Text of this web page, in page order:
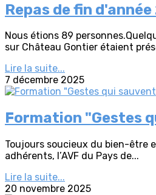
Repas de fin
Nous étions 89
sur Château Gontier étaient
Lire la suite...
7 décembre 2025
Formation "Gestes
Toujours soucieux du bien-être
adhérents, l’AVF du Pays de...
Lire la suite...
20 novembre 2025